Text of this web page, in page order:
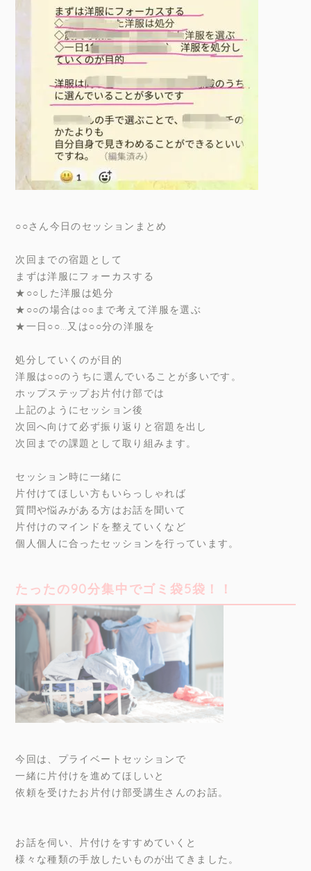
○○さん今日のセッションまとめ
次回までの宿題として
まずは洋服にフォーカスする
★○○した洋服は処分
★○○の場合は○○まで考えて洋服を選ぶ
★一日○○…又は○○分の洋服を
処分していくのが目的
洋服は○○のうちに選んでいることが多いです。
ホップステップお片付け部では
上記のようにセッション後
次回へ向けて必ず振り返りと宿題を出し
次回までの課題として取り組みます。
セッション時に一緒に
片付けてほしい方もいらっしゃれば
質問や悩みがある方はお話を聞いて
片付けのマインドを整えていくなど
個人個人に合ったセッションを行っています。
たったの90分集中でゴミ袋5袋！！
今回は、プライベートセッションで
一緒に片付けを進めてほしいと
依頼を受けたお片付け部受講生さんのお話。
お話を伺い、片付けをすすめていくと
様々な種類の手放したいものが出てきました。